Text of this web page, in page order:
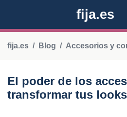
fija.es
fija.es Blog Accesorios y
El poder de los
transformar tus looks